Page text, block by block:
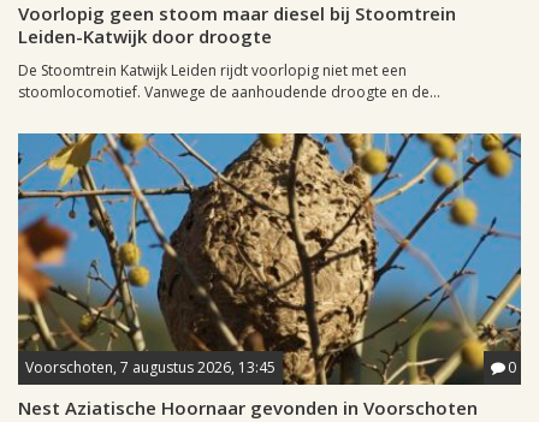
Voorlopig geen stoom maar diesel bij Stoomtrein
Leiden-Katwijk door droogte
De Stoomtrein Katwijk Leiden rijdt voorlopig niet met een
stoomlocomotief. Vanwege de aanhoudende droogte en de...
Voorschoten, 7 augustus 2026, 13:45 0
Nest Aziatische Hoornaar gevonden in Voorschoten